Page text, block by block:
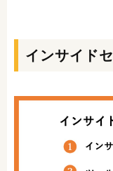
インサイド